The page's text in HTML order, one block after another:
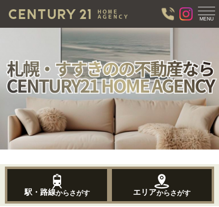
T
O
G
N
A
V
I
G
A
T
O
N
MENU
駅・路線からさがす エリアからさがす